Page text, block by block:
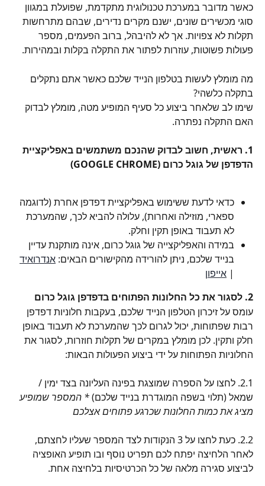
כאשר מדובר במערכת טכנולוגית מתקדמת, שפועלת במגוון
סוגי מכשירים שונים, ישנם מקרים נדירים, שבהם מתרחשות
תקלות לא צפויות. אך לא להיבהל, ברוב הפעמים, מספר
פעולות פשוטות, עוזרות לפתור את התקלה בקלות ובמהירות.
מה מומלץ לעשות בטלפון הנייד שלכם כאשר אתם נתקלים
בתקלה כלשהי?
שימו לב שלאחר ביצוע כל סעיף המופיע מטה, מומלץ לבדוק
האם התקלה נפתרה.
1. ראשית, חשוב לבדוק שהנכם משתמשים באפליקציית
הדפדפן של גוגל כרום (GOOGLE CHROME)
כדאי לדעת ששימוש באפליקציית דפדפן אחרת (לדוגמה
ספארי, מוזילה ואחרות), עלולה להביא לכך, שהמערכת
לא תעבוד באופן תקין וחלק.
במידה והאפליקצייה של גוגל כרום, אינה מותקנת עדיין
בנייד שלכם, ניתן להורידה מהקישורים הבאים: אנדרואיד
| אייפון
2. לסגור את כל החלונות הפתוחים בדפדפן גוגל כרום
עומס על זיכרון הטלפון הנייד שלכם, בעקבות חלוניות דפדפן
רבות שפתוחות, יכול לגרום לכך שהמערכת לא תעבוד באופן
חלק ותקין. לכן מומלץ במקרים של תקלות חוזרות, לסגור את
החלוניות הפתוחות על ידי ביצוע הפעולות הבאות:
2.1. לחצו על הספרה שמוצגת בפינה העליונה בצד ימין /
שמאל (תלוי בשפה המוגדרת בנייד שלכם) * המספר שמופיע
מציג את כמות החלונות שכרגע פתוחים אצלכם
2.2. כעת לחצו על 3 הנקודות לצד המספר שעליו לחצתם,
לאחר הלחיצה יפתח לכם תפריט נוסף ובו תופיע האופציה
לביצוע סגירה מלאה של כל הכרטיסיות בלחיצה אחת.